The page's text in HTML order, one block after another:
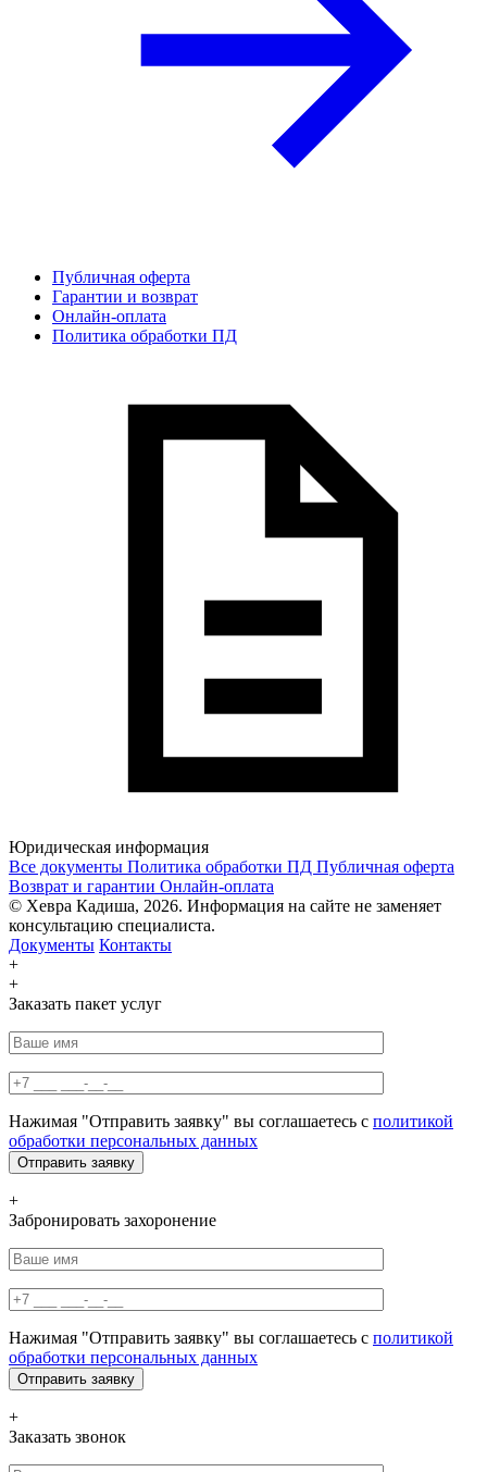
Публичная оферта
Гарантии и возврат
Онлайн-оплата
Политика обработки ПД
Юридическая информация
Все документы Политика обработки ПД Публичная оферта
Возврат и гарантии Онлайн-оплата
© Хевра Кадиша, 2026. Информация на сайте не заменяет
консультацию специалиста.
Документы Контакты
+
+
Заказать пакет услуг
Нажимая "Отправить заявку" вы соглашаетесь с политикой
обработки персональных данных
+
Забронировать захоронение
Нажимая "Отправить заявку" вы соглашаетесь с политикой
обработки персональных данных
+
Заказать звонок